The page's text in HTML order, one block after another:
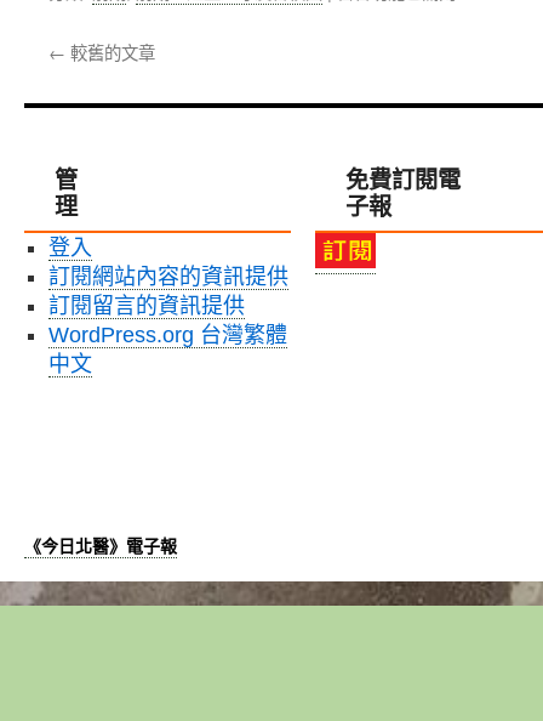
員
會，
北
醫
邱
子
英
長：
友
善
校
園
← 較舊的文章
管
理
登入
訂閱網站內容的資訊提供
訂閱留言的資訊提供
WordPress.org 台灣繁體
中文
免費訂閱電
子報
《今日北醫》電子報